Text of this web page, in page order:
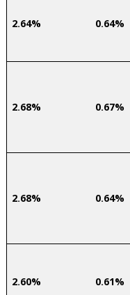
0.64%
2.64%
0.67%
2.68%
0.64%
2.68%
0.61%
2.60%